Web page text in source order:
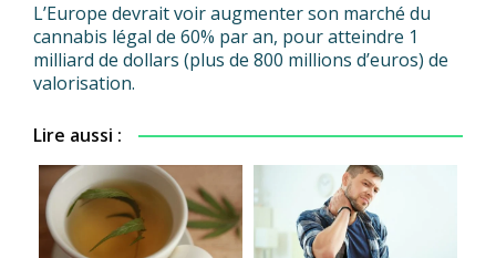
L’Europe devrait voir augmenter son marché du
cannabis légal de 60% par an, pour atteindre 1
milliard de dollars (plus de 800 millions d’euros) de
valorisation.
Lire aussi :